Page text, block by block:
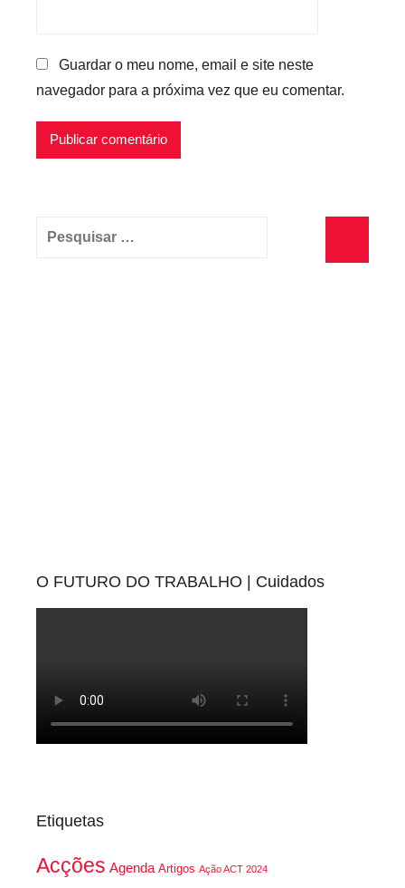
Guardar o meu nome, email e site neste
navegador para a próxima vez que eu comentar.
Pesquisar
O FUTURO DO TRABALHO | Cuidados
Etiquetas
Acções Agenda Artigos Ação ACT 2024